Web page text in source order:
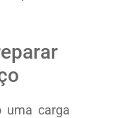
uma carga